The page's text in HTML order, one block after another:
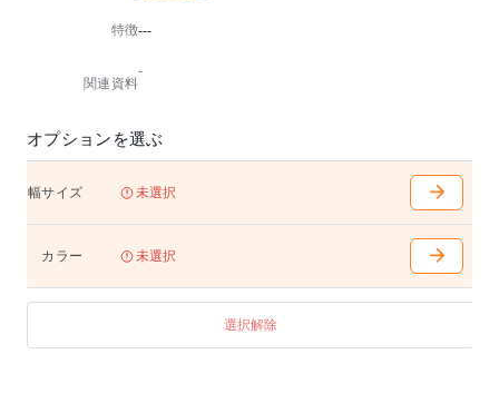
特徴---
関連資料
-
オプションを選ぶ
幅サイズ 未選択
カラー 未選択
選択解除